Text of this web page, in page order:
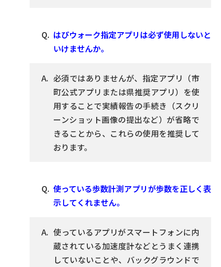
はぴウォーク指定アプリは必ず使用しないと
いけませんか。
必須ではありませんが、指定アプリ（市
町公式アプリまたは県推奨アプリ）を使
用することで実績報告の手続き（スクリ
ーンショット画像の提出など）が省略で
きることから、これらの使用を推奨して
おります。
使っている歩数計測アプリが歩数を正しく表
示してくれません。
使っているアプリがスマートフォンに内
蔵されている加速度計などとうまく連携
していないことや、バックグラウンドで